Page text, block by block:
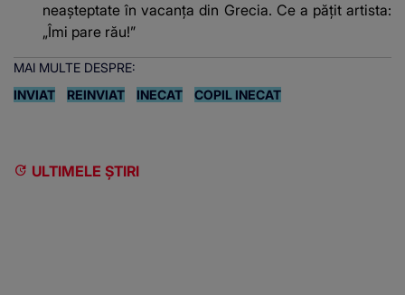
neașteptate în vacanța din Grecia. Ce a pățit artista:
„Îmi pare rău!”
MAI MULTE DESPRE:
INVIAT
REINVIAT INECAT COPIL INECAT
ULTIMELE ȘTIRI